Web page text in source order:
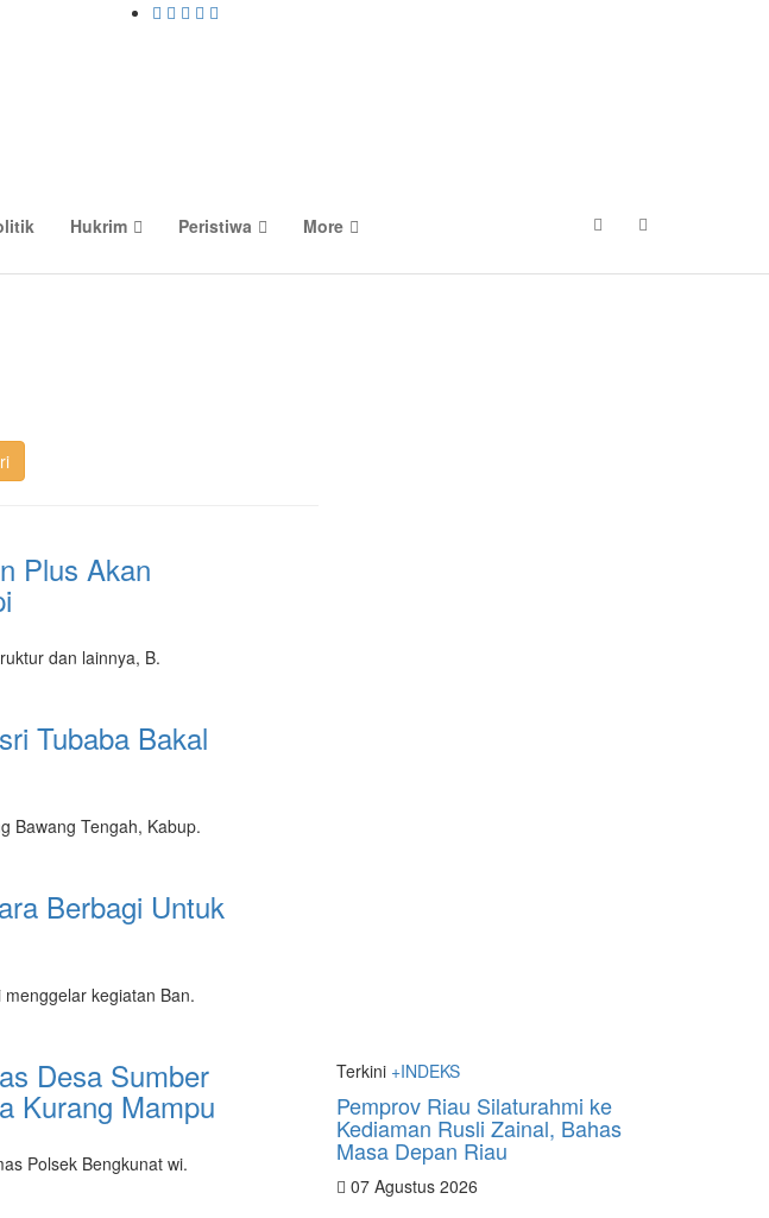
Hukrim Peristiwa More
Plus Akan
dan lainnya, B.
Tubaba Bakal
Bawang Tengah, Kabup.
Berbagi Untuk
kegiatan Ban.
Desa Sumber
Kurang Mampu
Polsek Bengkunat wi.
Terkini +INDEKS
Pemprov Riau Silaturahmi ke
Kediaman Rusli Zainal, Bahas
Masa Depan Riau
07 Agustus 2026